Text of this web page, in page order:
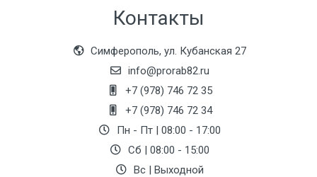
Контакты
Симферополь, ул. Кубанская 27
info@prorab82.ru
+7 (978) 746 72 35
+7 (978) 746 72 34
Пн - Пт | 08:00 - 17:00
Сб | 08:00 - 15:00
Вс | Выходной